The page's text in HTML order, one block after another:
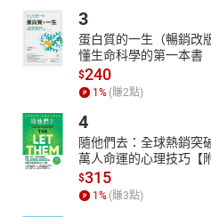
榮獲2024優秀詩人獎、2018年吳
詩選、九歌年度散文選。並為《文
台灣作家作品評選（2000～2020
著有詩集《瀕危動物》、《橘書》
獲台北國際書展大獎入圍。
【朗讀者簡介】
高欣怡（Aruway Kadjaljavan）
45歲開始斜槓的魔羯座，在此之前
為經歷一場意外而開啟尋找天賦與
員這項職業，正好結合自己對於聲
3
蛋白質的一生（暢銷改
懂生命科學的第一本書
$240
1 % (賺2點)
4
隨他們去：全球熱銷突
萬人命運的心理技巧【
書】
$315
1 % (賺3點)